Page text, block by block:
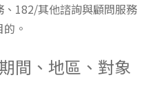
182/其他諮詢與顧問服務
。
間、地區、對象